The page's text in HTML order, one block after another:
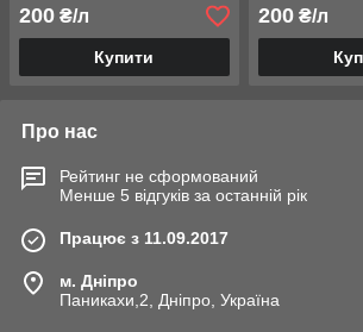
200 ₴/л
Купити
10 л.
200₴/л
Про нас
Рейтинг не сформований
Менше 5 відгуків за останній рік
Працює з 11.09.2017
м. Дніпро
Паникахи,2, Дніпро, Україна